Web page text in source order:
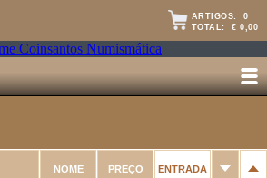
ARTIGOS: 0
TOTAL: € 0,00
NOME PREÇO ENTRADA